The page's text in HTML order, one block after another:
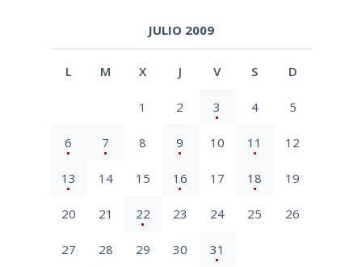
JULIO 2009
L M X J V S D
1 2 3 4 5
6 7 8 9 10 11 12
13 14 15 16 17 18 19
20 21 22 23 24 25 26
27 28 29 30 31